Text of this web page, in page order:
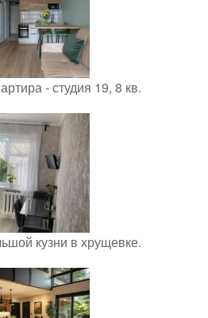
- студия 19, 8 кв.
кузни в хрущевке.